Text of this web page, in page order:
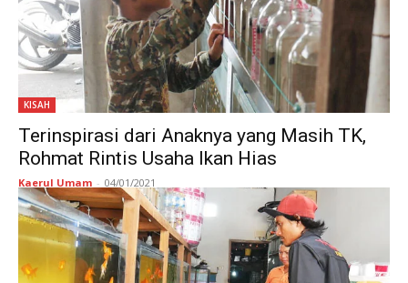
KISAH
Terinspirasi dari Anaknya yang Masih TK,
Rohmat Rintis Usaha Ikan Hias
Kaerul Umam - 04/01/2021